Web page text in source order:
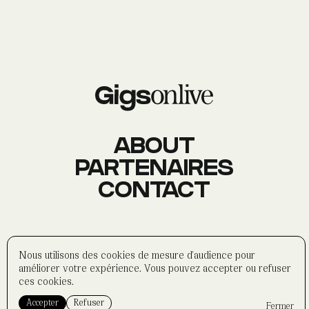
À PROPOS
CONTACT
Formulaire Partenaires
ABOUT
PARTENAIRES
CONTACT
Politique de confidentialité
Mentions légales
Nous utilisons des cookies de mesure d'audience pour
améliorer votre expérience. Vous pouvez accepter ou refuser
ces cookies.
Accepter Refuser Fermer